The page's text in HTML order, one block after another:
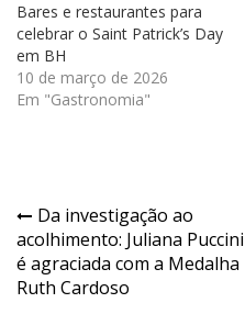
Bares e restaurantes para
celebrar o Saint Patrick’s Day
em BH
10 de março de 2026
Em "Gastronomia"
Navegação
de
Post
Da investigação ao
acolhimento: Juliana Puccini
é agraciada com a Medalha
Ruth Cardoso